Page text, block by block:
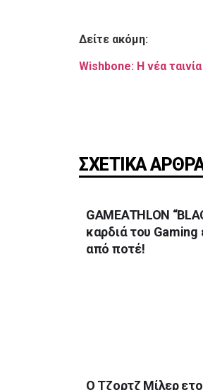
Δείτε ακόμη:
Wishbone: Η νέα
ΣΧΕΤΙΚΑ
GAMEATHLON
καρδιά του Gaming
από ποτέ!
Ο Τζορτζ Μίλερ